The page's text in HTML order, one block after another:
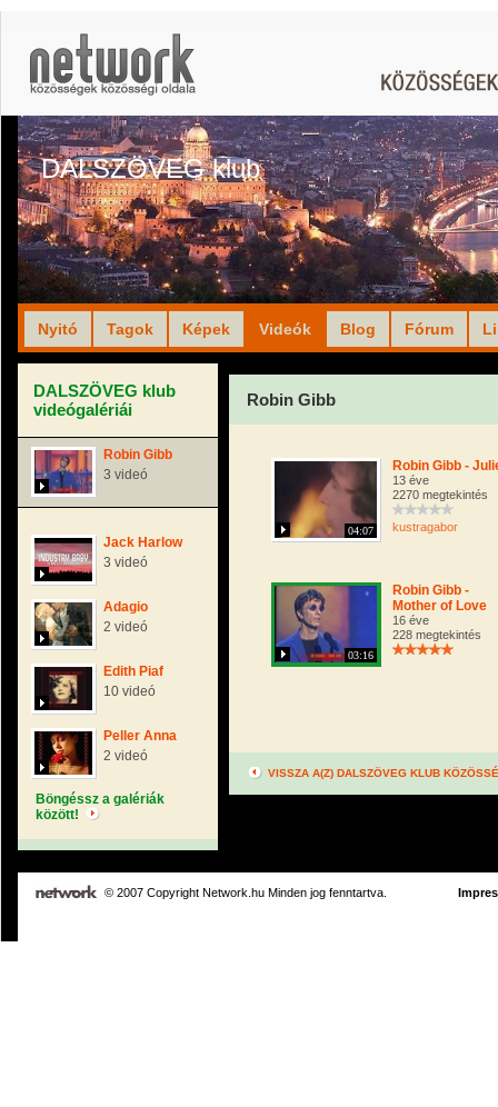
DALSZÖVEG klub
Nyitó Tagok Képek Videók Blog Fórum
DALSZÖVEG klub
videógalériái
Robin Gibb
3 videó
Jack Harlow
3 videó
Adagio
2 videó
Edith Piaf
10 videó
Peller Anna
2 videó
Böngéssz a galériák
között!
Robin Gibb
04:07
Robin Gibb -
13 éve
2270 megtekintés
kustragabor
03:16
Robin Gibb -
Mother of Love
16 éve
228 megtekintés
VISSZA A(Z) DALSZÖVEG KLUB
© 2007 Copyright Network.hu Minden jog fenntartva.